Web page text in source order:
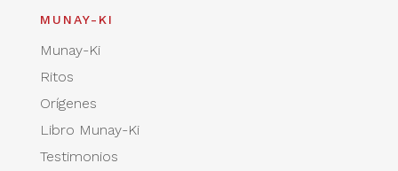
MUNAY-KI
Munay-Ki
Ritos
Orígenes
Libro Munay-Ki
Testimonios